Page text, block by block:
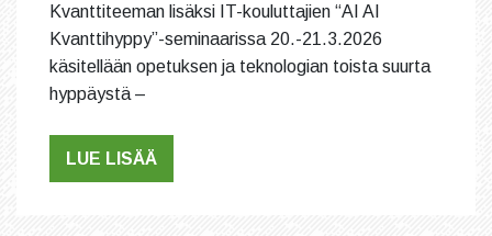
Kvanttiteeman lisäksi IT-kouluttajien “AI AI
Kvanttihyppy”-seminaarissa 20.-21.3.2026
käsitellään opetuksen ja teknologian toista suurta
hyppäystä –
LUE LISÄÄ